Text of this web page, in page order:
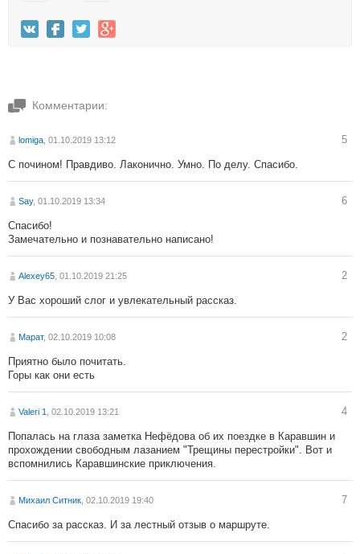
Комментарии:
lomiga, 01.10.2019 13:12 5
С почином! Правдиво. Лаконично. Умно. По делу. Спасибо.
Say, 01.10.2019 13:34 6
Спасибо!
Замечательно и познавательно написано!
Alexey65, 01.10.2019 21:25 2
У Вас хороший слог и увлекательный рассказ.
Марат, 02.10.2019 10:08 2
Приятно было почитать.
Горы как они есть
Valeri 1, 02.10.2019 13:21 4
Попалась на глаза заметка Нефёдова об их поездке в Каравшин и
прохождении свободным лазанием "Трещины перестройки". Вот и
вспомнились Каравшинские приключения.
Михаил Ситник, 02.10.2019 19:40 7
Спасибо за рассказ. И за лестный отзыв о маршруте.